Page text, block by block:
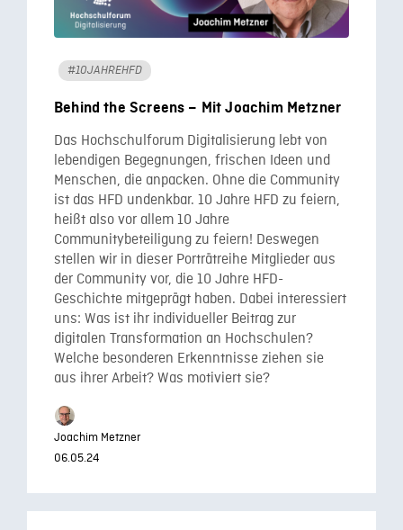
#10JAHREHFD
Behind the Screens – Mit Joachim Metzner
Das Hochschulforum Digitalisierung lebt von
lebendigen Begegnungen, frischen Ideen und
Menschen, die anpacken. Ohne die Community
ist das HFD undenkbar. 10 Jahre HFD zu feiern,
heißt also vor allem 10 Jahre
Communitybeteiligung zu feiern! Deswegen
stellen wir in dieser Porträtreihe Mitglieder aus
der Community vor, die 10 Jahre HFD-
Geschichte mitgeprägt haben. Dabei interessiert
uns: Was ist ihr individueller Beitrag zur
digitalen Transformation an Hochschulen?
Welche besonderen Erkenntnisse ziehen sie
aus ihrer Arbeit? Was motiviert sie?
Joachim Metzner
06.05.24